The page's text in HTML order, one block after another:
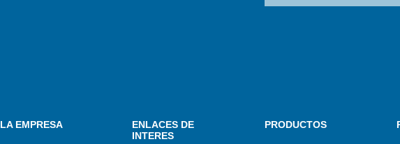
LA EMPRESA
ENLACES DE
INTERES
PRODUCTOS